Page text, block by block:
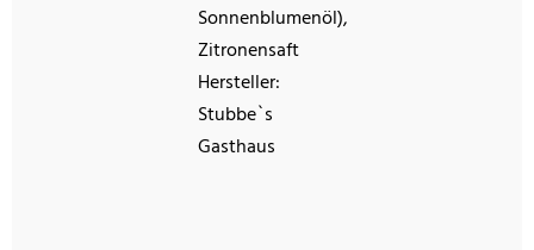
Sonnenblumenöl),
Zitronensaft
Hersteller:
Stubbe`s
Gasthaus